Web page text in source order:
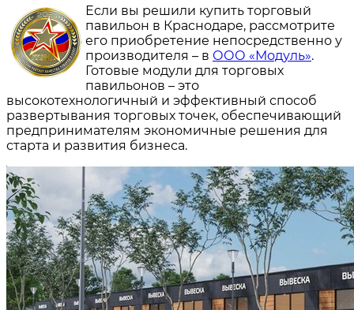
Если вы решили купить торговый
павильон в Краснодаре, рассмотрите
его приобретение непосредственно у
производителя – в ООО «Модуль».
Готовые модули для торговых
павильонов – это
высокотехнологичный и эффективный способ
развертывания торговых точек, обеспечивающий
предпринимателям экономичные решения для
старта и развития бизнеса.